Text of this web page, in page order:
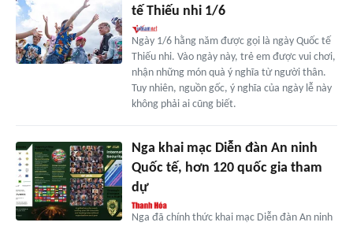
tế Thiếu nhi 1/6
Ngày 1/6 hằng năm được gọi là ngày Quốc tế
Thiếu nhi. Vào ngày này, trẻ em được vui chơi,
nhận những món quà ý nghĩa từ người thân.
Tuy nhiên, nguồn gốc, ý nghĩa của ngày lễ này
không phải ai cũng biết.
Nga khai mạc Diễn đàn An ninh
Quốc tế, hơn 120 quốc gia tham
dự
Nga đã chính thức khai mạc Diễn đàn An ninh